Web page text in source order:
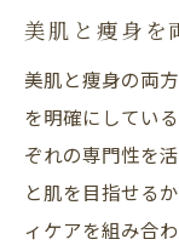
美肌と痩身を
美肌と痩身の両
を明確にしてい
ぞれの専門性を
と肌を目指せる
ィケアを組み合